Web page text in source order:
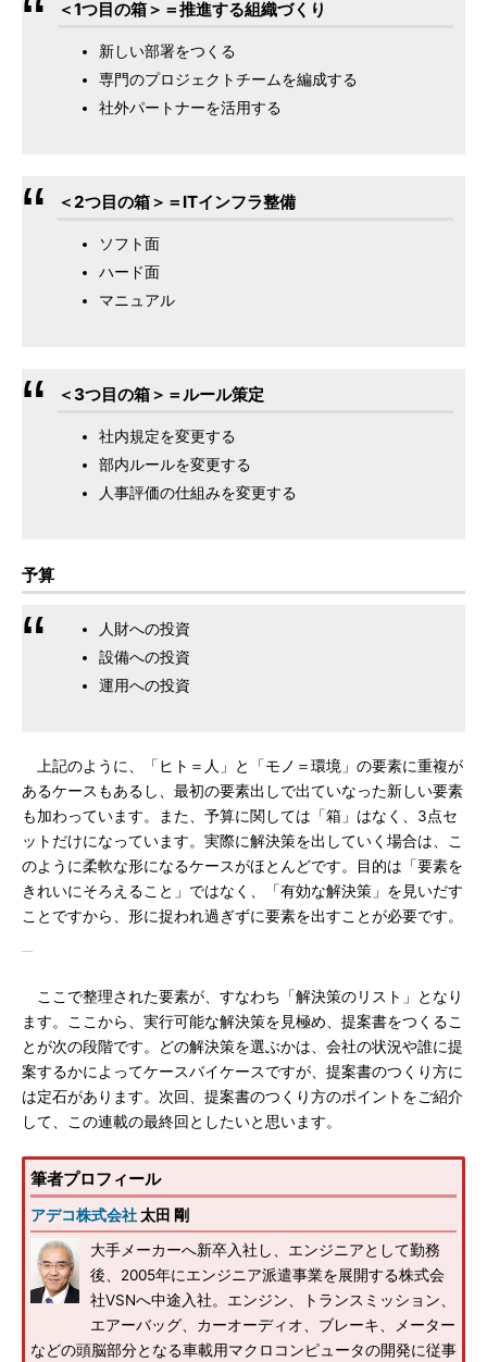
＜1つ目の箱＞＝推進する組織づくり
新しい部署をつくる
専門のプロジェクトチームを編成する
社外パートナーを活用する
＜2つ目の箱＞＝ITインフラ整備
ソフト面
ハード面
マニュアル
＜3つ目の箱＞＝ルール策定
社内規定を変更する
部内ルールを変更する
人事評価の仕組みを変更する
予算
人財への投資
設備への投資
運用への投資
上記のように、「ヒト＝人」と「モノ＝環境」の要素に重複が
あるケースもあるし、最初の要素出しで出ていなった新しい要素
も加わっています。また、予算に関しては「箱」はなく、3点セ
ットだけになっています。実際に解決策を出していく場合は、こ
のように柔軟な形になるケースがほとんどです。目的は「要素を
きれいにそろえること」ではなく、「有効な解決策」を見いだす
ことですから、形に捉われ過ぎずに要素を出すことが必要です。
ここで整理された要素が、すなわち「解決策のリスト」となり
ます。ここから、実行可能な解決策を見極め、提案書をつくるこ
とが次の段階です。どの解決策を選ぶかは、会社の状況や誰に提
案するかによってケースバイケースですが、提案書のつくり方に
は定石があります。次回、提案書のつくり方のポイントをご紹介
して、この連載の最終回としたいと思います。
筆者プロフィール
アデコ株式会社太田 剛
大手メーカーへ新卒入社し、エンジニアとして勤務
後、2005年にエンジニア派遣事業を展開する株式会
社VSNへ中途入社。エンジン、トランスミッション、
エアーバッグ、カーオーディオ、ブレーキ、メーター
などの頭脳部分となる車載用マクロコンピュータの開発に従事